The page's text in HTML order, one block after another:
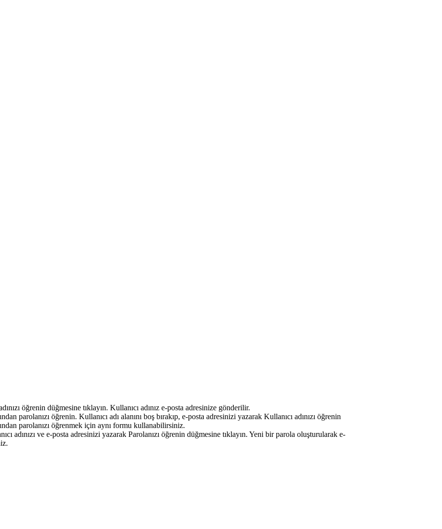
öğrenin düğmesine tıklayın. Kullanıcı adınız e-posta adresinize gönderilir.
parolanızı öğrenin. Kullanıcı adı alanını boş bırakıp, e-posta adresinizi yazarak Kullanıcı adınızı öğrenin
parolanızı öğrenmek için aynı formu kullanabilirsiniz.
adınızı ve e-posta adresinizi yazarak Parolanızı öğrenin düğmesine tıklayın. Yeni bir parola oluşturularak e-